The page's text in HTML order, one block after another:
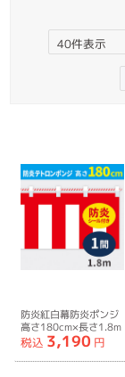
防炎紅白幕防炎ポンジ
高さ180cm×長さ1.8m
紅白ひも付
税込 3,190 円